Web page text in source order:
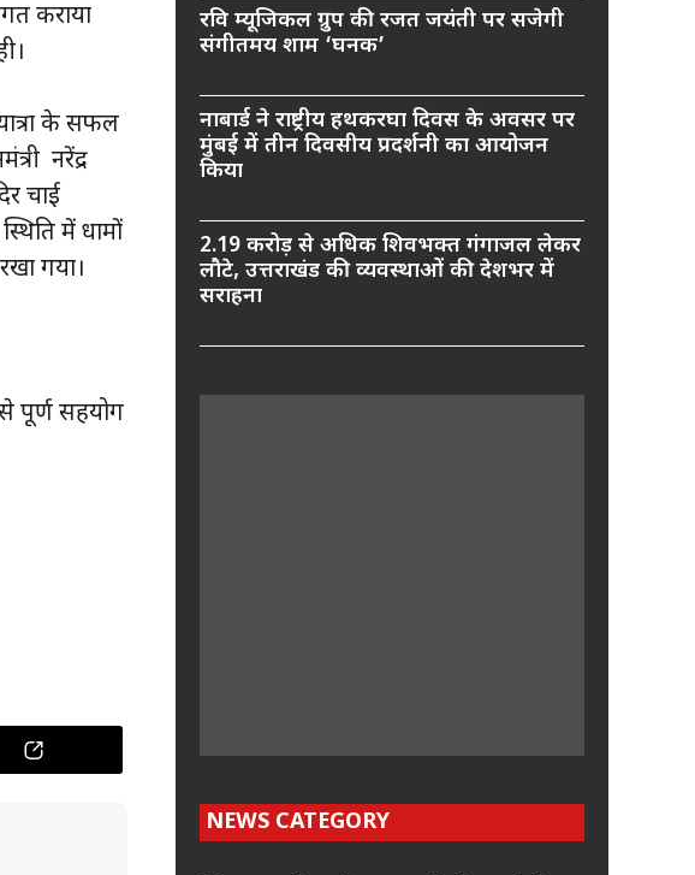
कराया
के सफल
नरेंद्र
चाई
में धामों
गया।
पूर्ण सहयोग
रवि म्यूजिकल ग्रुप की रजत जयंती पर सजेगी
संगीतमय शाम ‘घनक’
नाबार्ड ने राष्ट्रीय हथकरघा दिवस के अवसर पर
मुंबई में तीन दिवसीय प्रदर्शनी का आयोजन
किया
2.19 करोड़ से अधिक शिवभक्त गंगाजल लेकर
लौटे, उत्तराखंड की व्यवस्थाओं की देशभर में
सराहना
NEWS CATEGORY